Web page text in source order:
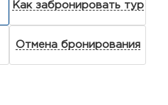
Как забронировать тур
Отмена бронирования